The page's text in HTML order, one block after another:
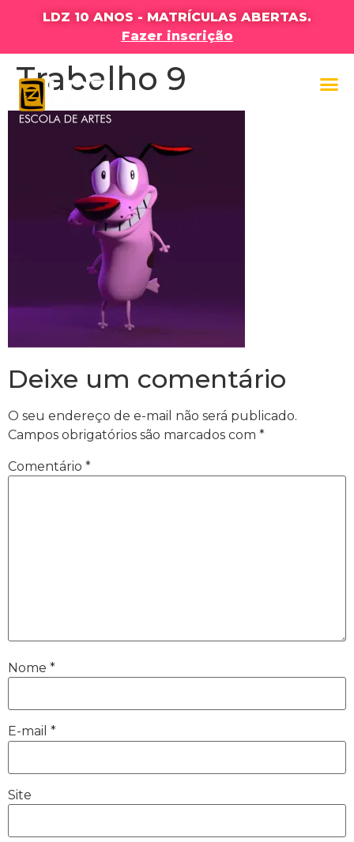
LDZ 10 ANOS - MATRÍCULAS ABERTAS.
Fazer inscrição
Trabalho 9
Deixe um comentário
O seu endereço de e-mail não será publicado.
Campos obrigatórios são marcados com *
Comentário *
Nome *
E-mail *
Site